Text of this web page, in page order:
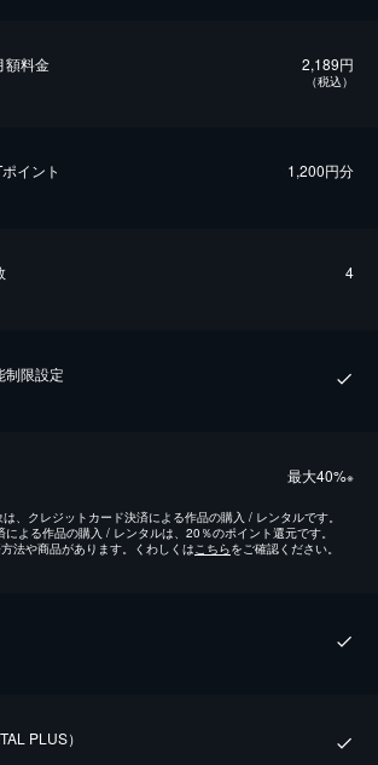
額料金 2,189円
（税込）
イント 1,200円分
4
制限設定
最⼤40%※
、クレジットカード決済による作品の購入 / レンタルです。
よる作品の購入 / レンタルは、20％のポイント還元です。
法や商品があります。くわしくはこちらをご確認ください。
PLUS）